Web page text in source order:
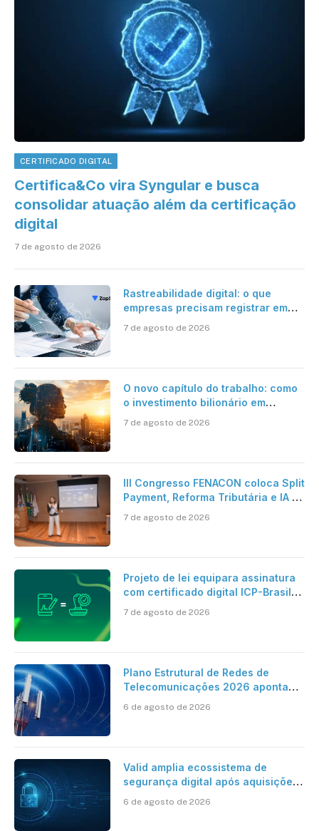
CERTIFICADO DIGITAL
Certifica&Co vira Syngular e busca
consolidar atuação além da certificação
digital
7 de agosto de 2026
Rastreabilidade digital: o que
empresas precisam registrar em
7 de agosto de 2026
O novo capítulo do trabalho: como
o investimento bilionário em
verdadeira era da inteligência
7 de agosto de 2026
III Congresso FENACON coloca Split
Payment, Reforma Tributária e IA no
7 de agosto de 2026
Projeto de lei equipara assinatura
com certificado digital ICP-Brasil
cartório
7 de agosto de 2026
Plano Estrutural de Redes de
Telecomunicações 2026 aponta
mantém desafio
6 de agosto de 2026
Valid amplia ecossistema de
segurança digital após aquisições
6 de agosto de 2026